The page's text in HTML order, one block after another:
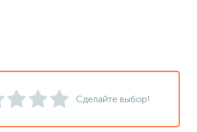
Сделайте выбор!